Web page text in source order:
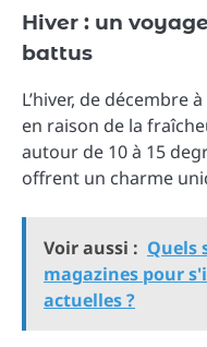
Hiver : un
battus
L’hiver, de décembre
en raison de la
autour de 10 à 15
offrent un charme
Voir aussi : Quels
magazines pour
actuelles ?